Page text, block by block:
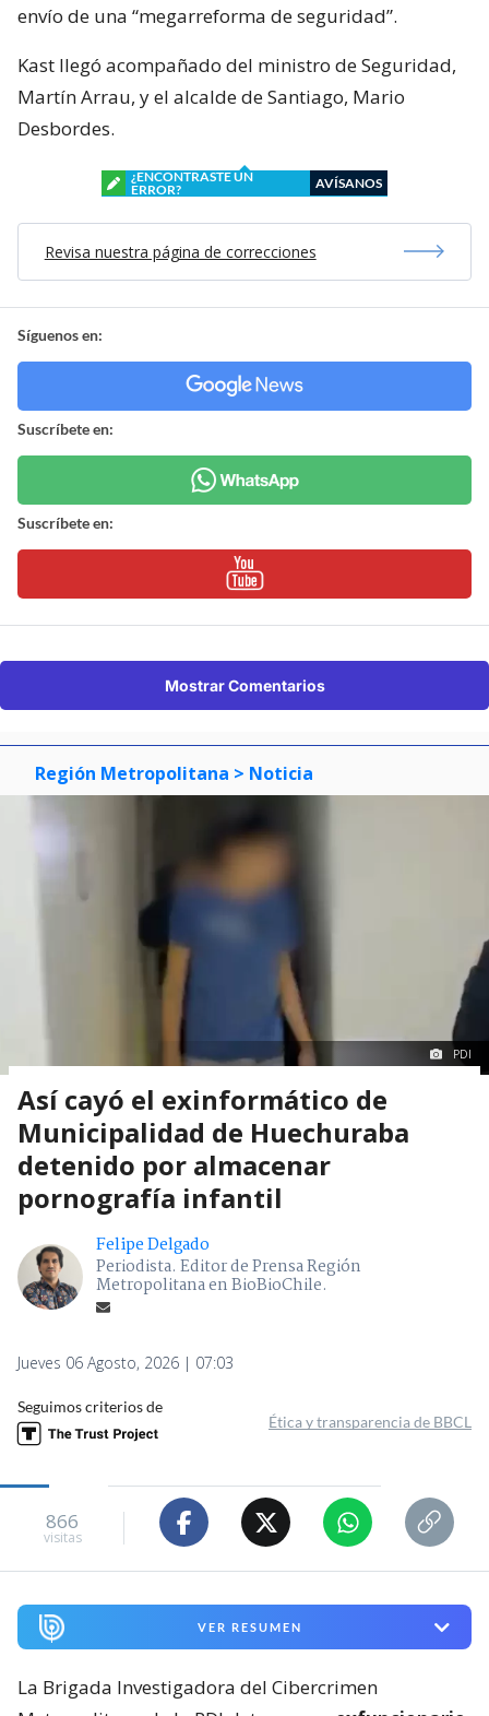
envío de una “megarreforma de seguridad”.
Kast llegó acompañado del ministro de Seguridad,
Martín Arrau, y el alcalde de Santiago, Mario
Desbordes.
¿ENCONTRASTE UN
ERROR?
AVÍSANOS
Revisa nuestra página de correcciones
Síguenos en:
Suscríbete en:
Suscríbete en:
Mostrar Comentarios
Región Metropolitana > Noticia
PDI
Así cayó el exinformático de
Municipalidad de Huechuraba
detenido por almacenar
pornografía infantil
Felipe Delgado
Periodista. Editor de Prensa Región
Metropolitana en BioBioChile.
Jueves 06 Agosto, 2026 | 07:03
Seguimos criterios de
Ética y transparencia de BBCL
866
visitas
VER RESUMEN
La Brigada Investigadora del Cibercrimen